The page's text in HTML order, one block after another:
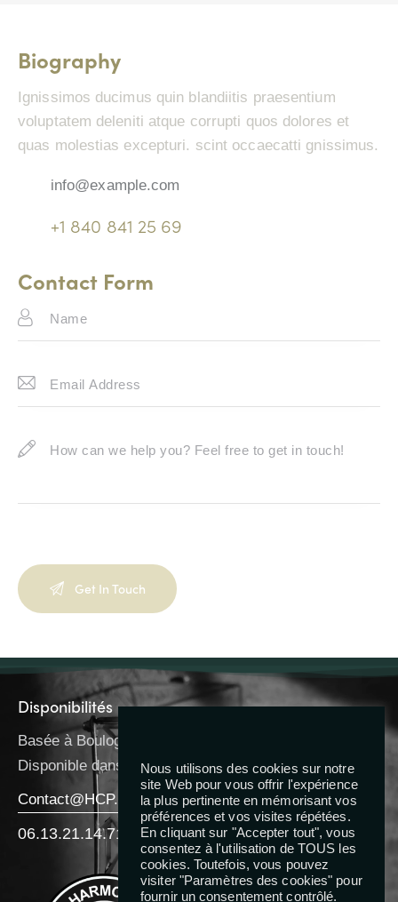
Biography
Ignissimos ducimus quin blandiitis praesentium
voluptatem deleniti atque corrupti quos dolores et
quas molestias excepturi. scint occaecatti gnissimus.
info@example.com
on
+1 840 841 25 69
Contact Form
Disponibilités
Basée à Boulogne-Billancourt
Disponible dans toute l’IDF
Contact@HCP.Coach
06.13.21.14.71
Reseaux
Nous utilisons des cookies sur notre
site Web pour vous offrir l'expérience
la plus pertinente en mémorisant vos
préférences et vos visites répétées.
En cliquant sur "Accepter tout", vous
consentez à l'utilisation de TOUS les
cookies. Toutefois, vous pouvez
visiter "Paramètres des cookies" pour
fournir un consentement contrôlé.